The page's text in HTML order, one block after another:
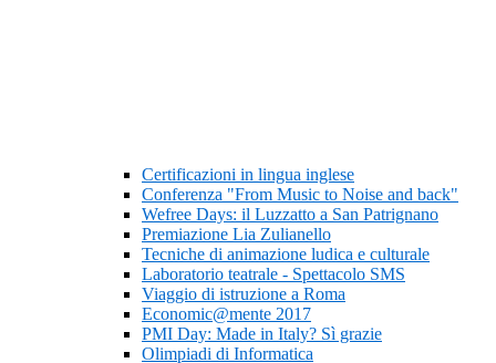
Certificazioni in lingua inglese
Conferenza "From Music to Noise and back"
Wefree Days: il Luzzatto a San Patrignano
Premiazione Lia Zulianello
Tecniche di animazione ludica e culturale
Laboratorio teatrale - Spettacolo SMS
Viaggio di istruzione a Roma
Economic@mente 2017
PMI Day: Made in Italy? Sì grazie
Olimpiadi di Informatica